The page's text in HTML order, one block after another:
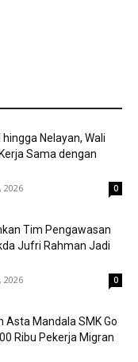
Nelayan, Wali
Sama dengan
2026 0
Tim Pengawasan
Jufri Rahman Jadi
2026 0
Asta Mandala SMK Go
Ribu Pekerja Migran